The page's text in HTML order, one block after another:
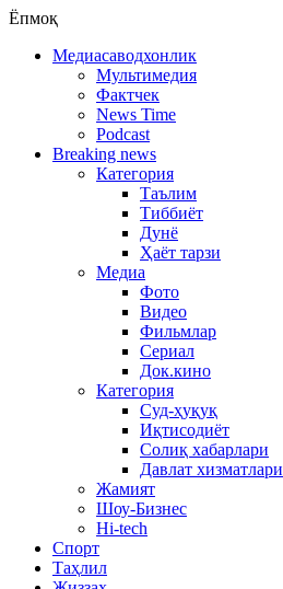
Ёпмоқ
Медиасаводхонлик
Мультимедия
Фактчек
News Time
Podcast
Breaking news
Категория
Таълим
Тиббиёт
Дунё
Ҳаёт тарзи
Медиа
Фото
Видео
Фильмлар
Сериал
Док.кино
Категория
Суд-ҳуқуқ
Иқтисодиёт
Солиқ хабарлари
Давлат хизматлари
Жамият
Шоу-Бизнес
Hi-tech
Спорт
Таҳлил